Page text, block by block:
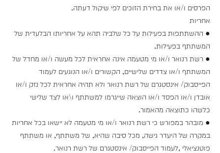
הפרסים ו/או את בחירת הזוכים לפי שיקול דעתה.
אחריות
● ההשתתפות בפעילות על כל שלביה תהא על אחריותו הבלעדית של
המשתתף בפעילות.
● רשת רנואר ו/או מי מטעמה אינה אחראית לכל מעשה ו/או מחדל של
המשתתף ו/או צדדים שלישיים, הקשורים ו/או הנוגעים לעמוד
הפייסבוק/ אינסטגרם של רשת רנואר ולא תהיה אחראית לכל נזק ו/או
אובדן ו/או הפסד ו/או הוצאה שייגרמו למשתתף ו\או לצד שלישי
כלשהו כתוצאה מהאמור.
● מובהר במפורש כי רשת רנואר ו/או מי מטעמה לא יישאו בכל אחריות
במקרה של היעדר גישה, מכל סיבה שהיא, של משתתף, או משתתף
פוטנציאלי ,לעמוד הפייסבוק/ אינסטגרם של רשת רנואר.